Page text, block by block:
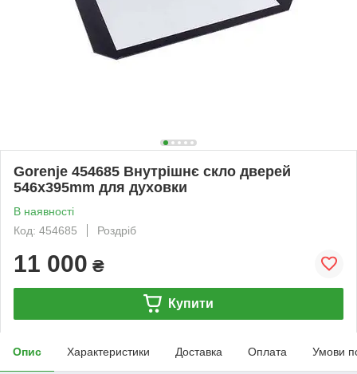
Gorenje 454685 Внутрішнє скло дверей
546x395mm для духовки
В наявності
Код: 454685
Роздріб
11 000 ₴
Купити
Опис Характеристики Доставка Оплата Умови